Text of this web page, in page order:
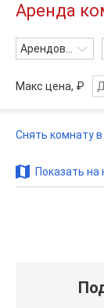
Аренда
Арендовать
Макс цена, ₽
Снять комнату в
Показать на